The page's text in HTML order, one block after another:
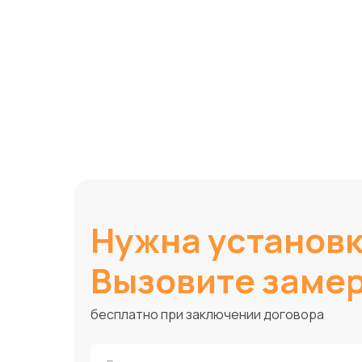
Нужна
Вызовите
бесплатно при заключении договора